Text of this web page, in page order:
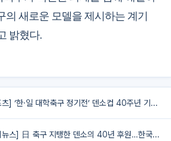
의 새로운 모델을 제시하는 계기
밝혔다.
[일간스포츠] ‘한·일 대학축구 정기전’ 덴소컵 40주년 기념 업무 협약식 개최…협력 방안 논의
[스포티비뉴스] 日 축구 지탱한 덴소의 40년 후원…한국 대학축구에 던진 시사점